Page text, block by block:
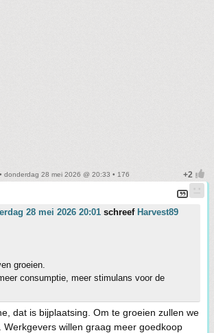
• donderdag 28 mei 2026 @ 20:33 • 176
28 mei 2026 20:01 schreef Harvest89
groeien.
consumptie, meer stimulans voor de
dat is bijplaatsing. Om te groeien zullen we
Werkgevers willen graag meer goedkoop